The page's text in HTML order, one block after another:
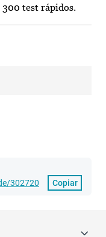
300 test rápidos.
302720
Copiar